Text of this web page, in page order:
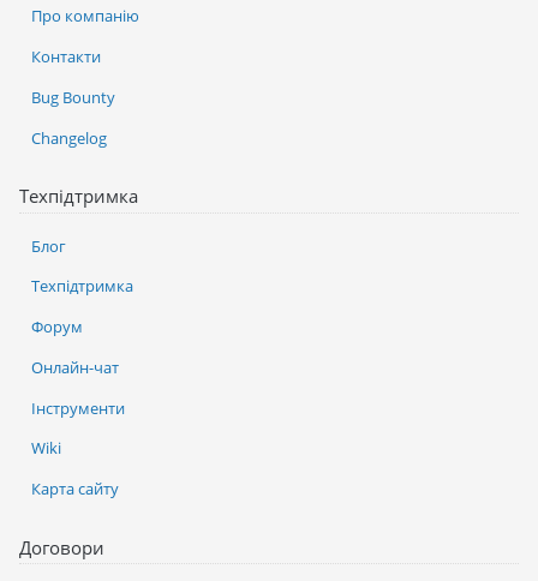
Про компанію
Контакти
Bug Bounty
Changelog
Техпідтримка
Блог
Техпідтримка
Форум
Онлайн-чат
Інструменти
Wiki
Карта сайту
Договори